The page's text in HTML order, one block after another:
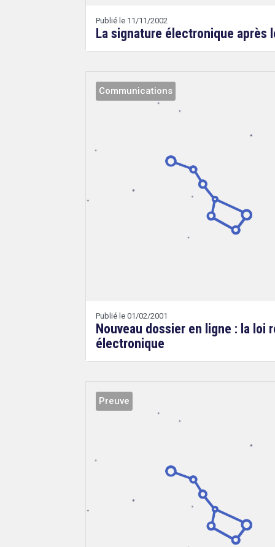
Publié le 11/11/2002
La signature électronique
Technologies
Communications
Publié le 01/02/2001
Nouveau dossier en ligne : la loi
électronique
Technologies
Preuve